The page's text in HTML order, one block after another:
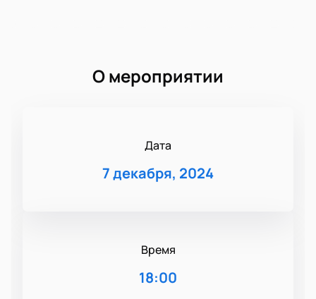
О мероприятии
Дата
7 декабря, 2024
Время
18:00